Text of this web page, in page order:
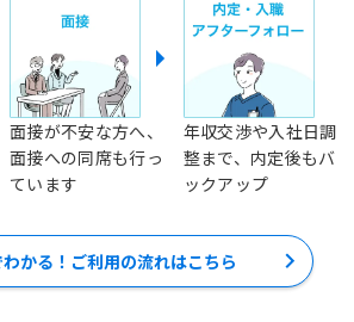
面接が不安な方へ、
面接への同席も行っ
ています
年収交渉や入社日調
整まで、内定後もバ
ックアップ
かる！ご利用の流れはこちら